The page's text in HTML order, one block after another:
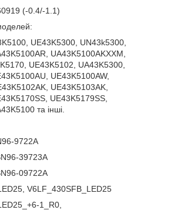
(-0.4/-1.1)
UE43K5300, UN43k5300,
UA43K5100AKXXM,
UE43K5102, UA43K5300,
UE43K5100AW,
UE43K5103AK,
UE43K5179SS,
та інші.
9722A
39723A
09722A
V6LF_430SFB_LED25
1_R0,